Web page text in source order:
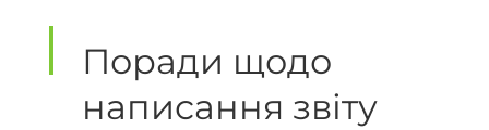
Поради щодо
написання звіту